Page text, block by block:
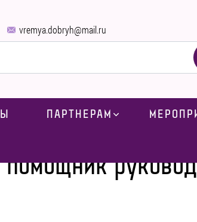
vremya.dobryh@mail.ru
ПАРТНЕРАМ